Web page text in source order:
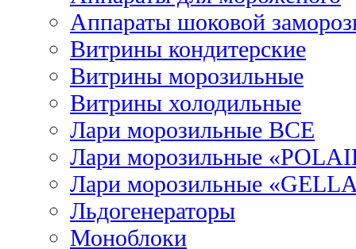
Аппараты шоковой
Витрины кондитерские
Витрины морозильные
Витрины холодильные
Лари морозильные ВСЕ
Лари морозильные
Лари морозильные
Льдогенераторы
Моноблоки